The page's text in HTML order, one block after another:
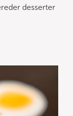
desserter